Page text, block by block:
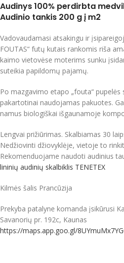
Audinys 100% perdirbta
Audinio tankis 200 g į m2
Vadovaudamasi atsakingu ir
FOUTAS“ futų kutais rankomis riša
kaimo vietovėse moterims sunku
suteikia papildomų pajamų.
Po mazgavimo etapo „fouta“
pakartotinai naudojamas pakuotes.
namus biologiškai išgaunamoje
Lengvai prižiūrimas. Skalbiamas 30
Nedžiovinti džiovyklėje, vietoje to
Rekomenduojame naudoti audinius
lininių audinių skalbiklis TENETEX
Kilmės šalis Prancūzija
Prekyba patalyne komanda įsikūrusi
Savanorių pr. 192c, Kaunas
https://maps.app.goo.gl/